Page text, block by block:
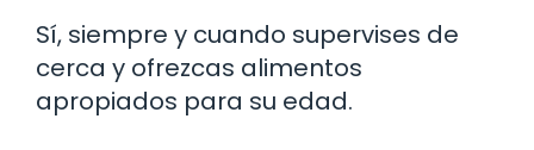
Sí, siempre y cuando supervises de
cerca y ofrezcas alimentos
apropiados para su edad.